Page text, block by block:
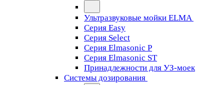
Ультразвуковые мойки ELMA
Серия Easy
Серия Select
Серия Elmasonic P
Серия Elmasonic ST
Принадлежности для УЗ-моек
Системы дозирования